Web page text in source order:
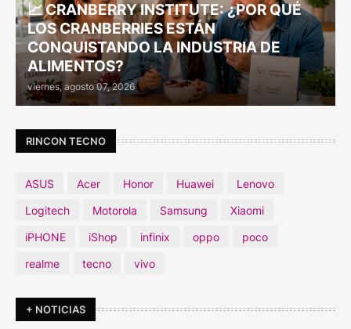
📈 CRANBERRY INSTITUTE: ¿POR QUÉ
LOS CRANBERRIES ESTÁN
CONQUISTANDO LA INDUSTRIA DE
ALIMENTOS?
viernes, agosto 07, 2026
RINCON TECNO
ASUS Acer Honor Huawei
Lenovo
Logitech
Motorola Samsung
Xiaomi
iPHONE
iShop infinix oppo
poco
realme
tecno vivo
+ NOTICIAS